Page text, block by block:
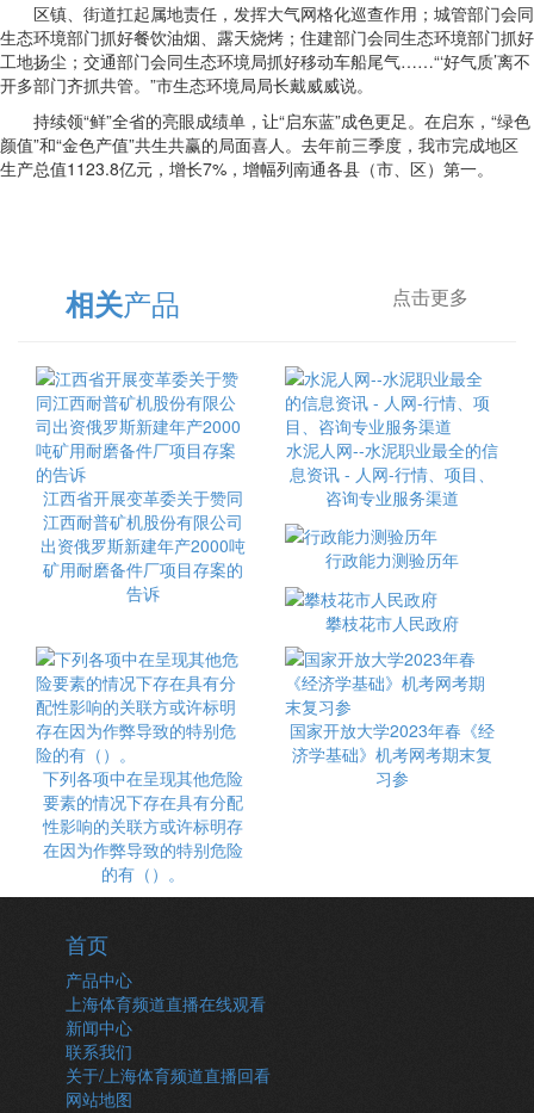
区镇、街道扛起属地责任，发挥大气网格化巡查作用；城管部门会同
生态环境部门抓好餐饮油烟、露天烧烤；住建部门会同生态环境部门抓好
工地扬尘；交通部门会同生态环境局抓好移动车船尾气……“‘好气质’离不
开多部门齐抓共管。”市生态环境局局长戴威威说。
持续领“鲜”全省的亮眼成绩单，让“启东蓝”成色更足。在启东，“绿色
颜值”和“金色产值”共生共赢的局面喜人。去年前三季度，我市完成地区
生产总值1123.8亿元，增长7%，增幅列南通各县（市、区）第一。
相关产品 点击更多
江西省开展变革委关于赞同
江西耐普矿机股份有限公司
出资俄罗斯新建年产2000吨
矿用耐磨备件厂项目存案的
告诉
水泥人网--水泥职业最全的信
息资讯 - 人网-行情、项目、
咨询专业服务渠道
行政能力测验历年
攀枝花市人民政府
下列各项中在呈现其他危险
要素的情况下存在具有分配
性影响的关联方或许标明存
在因为作弊导致的特别危险
的有（）。
国家开放大学2023年春《经
济学基础》机考网考期末复
习参
首页
产品中心
上海体育频道直播在线观看
新闻中心
联系我们
关于/上海体育频道直播回看
网站地图